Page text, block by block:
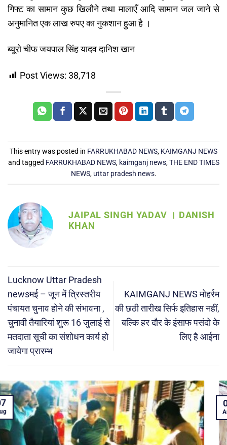
गिफ्ट का सामान कुछ खिलौने तथा मालाएँ आदि सामान जल जाने से
अनुमानित एक लाख रुपए का नुकशान हुआ है ।
ब्यूरो चीफ जयपाल सिंह यादव दानिश खान
Post Views: 38,718
This entry was posted in FARRUKHABAD NEWS, KAIMGANJ NEWS
and tagged FARRUKHABAD NEWS, kaimganj news,THE END TIMES
NEWS, uttar pradesh news.
JAIPAL SINGH YADAV । DANISH
KHAN
Lucknow Uttar Pradesh
newsमई – जून में त्रिस्तरीय
पंचायत चुनाव होने की संभावना ,
चुनावी तैयारियां शुरू 16 जुलाई से
मतदाता सूची का संशोधन कार्य हो
जायेगा प्रारम्भ
KAIMGANJ NEWS मोहर्रम
की छठी तारीख सिर्फ इतिहास नहीं,
बल्कि हर दौर के इंसाफ पसंदो के
लिए है आईना
05
Aug